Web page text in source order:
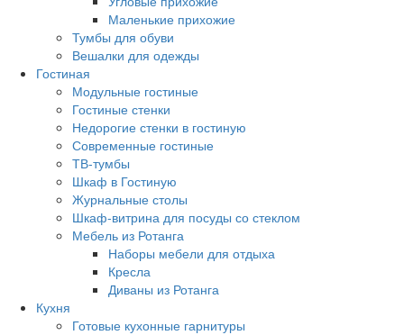
Маленькие прихожие
Тумбы для обуви
Вешалки для одежды
Гостиная
Модульные гостиные
Гостиные стенки
Недорогие стенки в гостиную
Современные гостиные
ТВ-тумбы
Шкаф в Гостиную
Журнальные столы
Шкаф-витрина для посуды со стеклом
Мебель из Ротанга
Наборы мебели для отдыха
Кресла
Диваны из Ротанга
Кухня
Готовые кухонные гарнитуры